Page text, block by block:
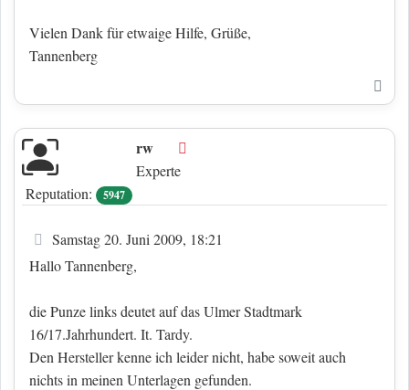
Vielen Dank für etwaige Hilfe, Grüße,
Tannenberg
rw
Experte
Reputation:
5947
Beitrag
Samstag 20. Juni 2009, 18:21
Hallo Tannenberg,
die Punze links deutet auf das Ulmer Stadtmark
16/17.Jahrhundert. It. Tardy.
Den Hersteller kenne ich leider nicht, habe soweit auch
nichts in meinen Unterlagen gefunden.